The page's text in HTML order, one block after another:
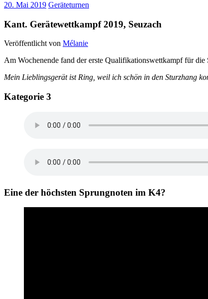
20. Mai 2019 Geräteturnen
Kant. Gerätewettkampf 2019, Seuzach
Veröffentlicht von Mélanie
Am Wochenende fand der erste Qualifikationswettkampf für
Mein Lieblingsgerät ist Ring, weil ich schön in den Sturzhang
Kategorie 3
Eine der höchsten Sprungnoten im K4?